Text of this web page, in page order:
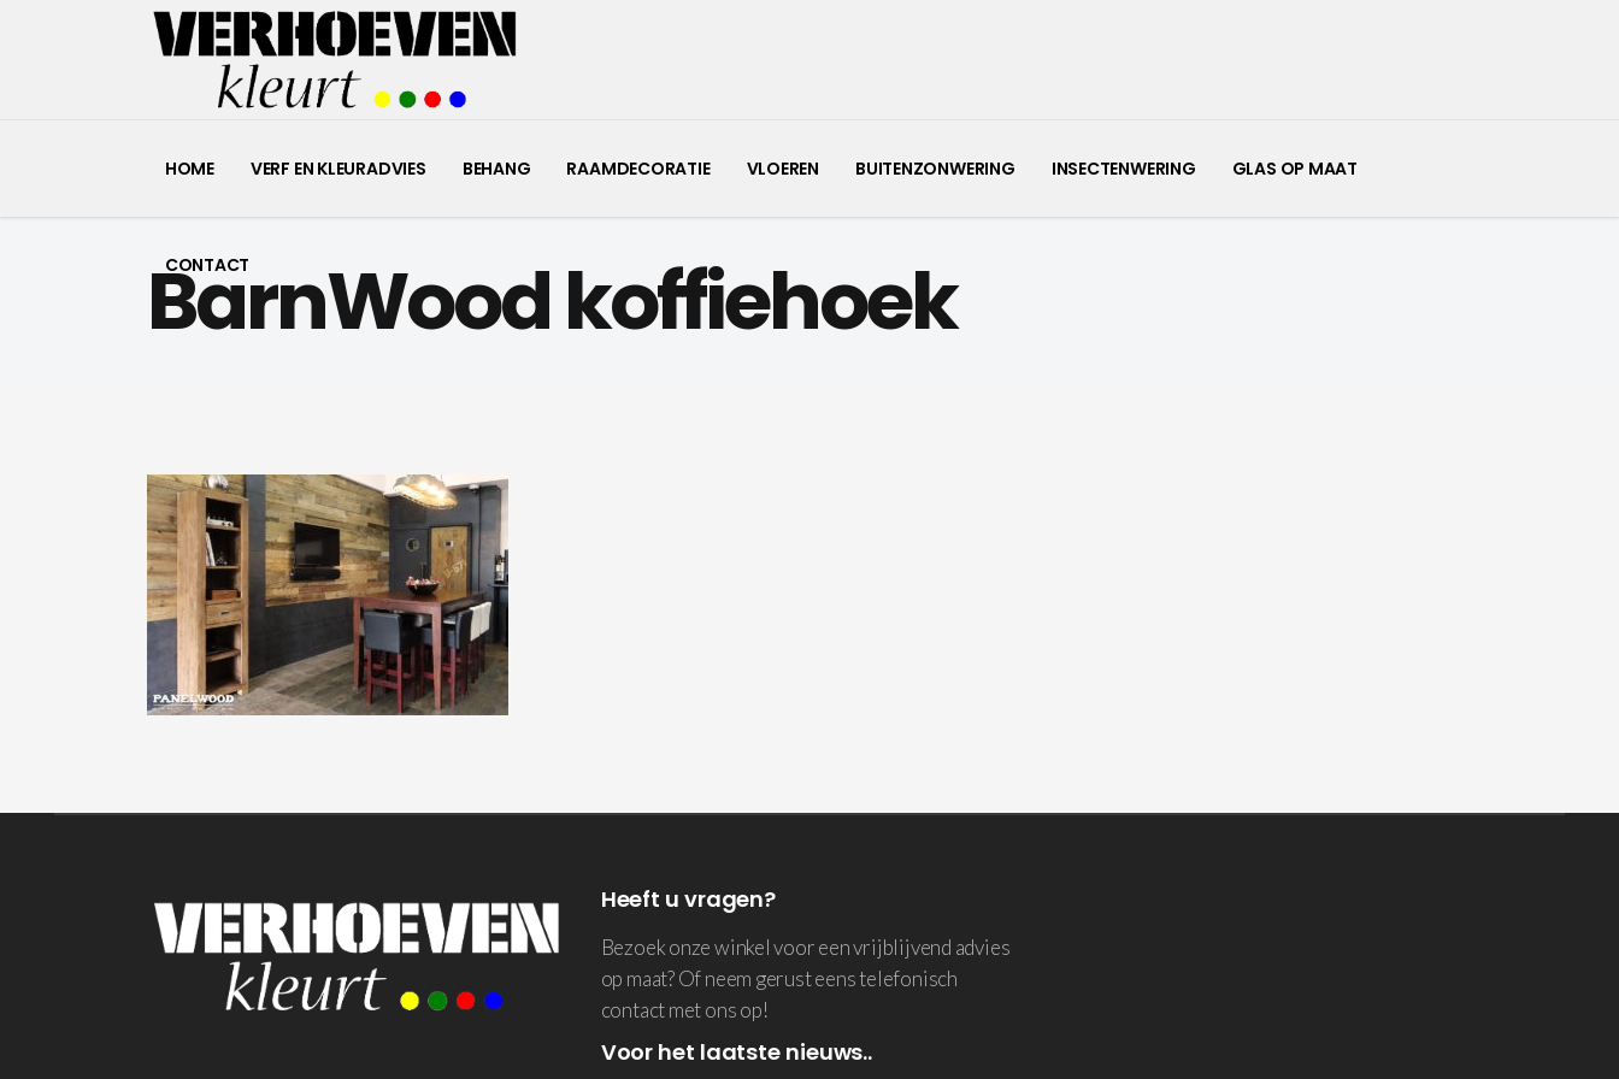
HOME VERF EN KLEURADVIES BEHANG RAAMDECORATIE VLOEREN BUITENZONWERING INSECTENWERING GLAS OP MAAT
CONTACT
BarnWood koffiehoek
Heeft u vragen?
Bezoek onze winkel voor een vrijblijvend advies
op maat? Of neem gerust eens telefonisch
contact met ons op!
Voor het laatste nieuws..